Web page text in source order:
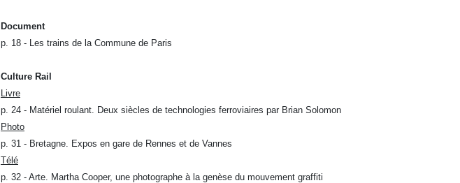
Document
p. 18 - Les trains de la Commune de Paris
Culture Rail
Livre
p. 24 - Matériel roulant. Deux siècles de technologies ferroviaires par Brian Solomon
Photo
p. 31 - Bretagne. Expos en gare de Rennes et de Vannes
Télé
p. 32 - Arte. Martha Cooper, une photographe à la genèse du mouvement graffiti